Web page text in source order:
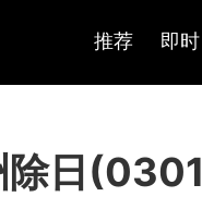
推荐 即时
除日